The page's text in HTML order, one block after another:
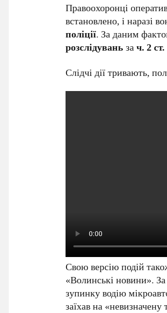
Правоохоронці
встановлено, і наразі
поліції. За даним
розслідувань зач. 2
Слідчі дії тривають,
Свою версію подій
«Волинські новини».
зупинку водію
заїхав на